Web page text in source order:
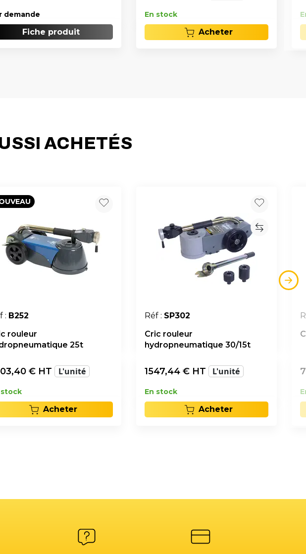
demande
Fiche produit
En stock
Acheter
ACHETÉS
: B252
rouleur
25t
€ HT L'unité
stock
Acheter
Réf : SP302
Cric rouleur
hydropneumatique 30/15t
1547,44 € HT L'unité
En stock
Acheter